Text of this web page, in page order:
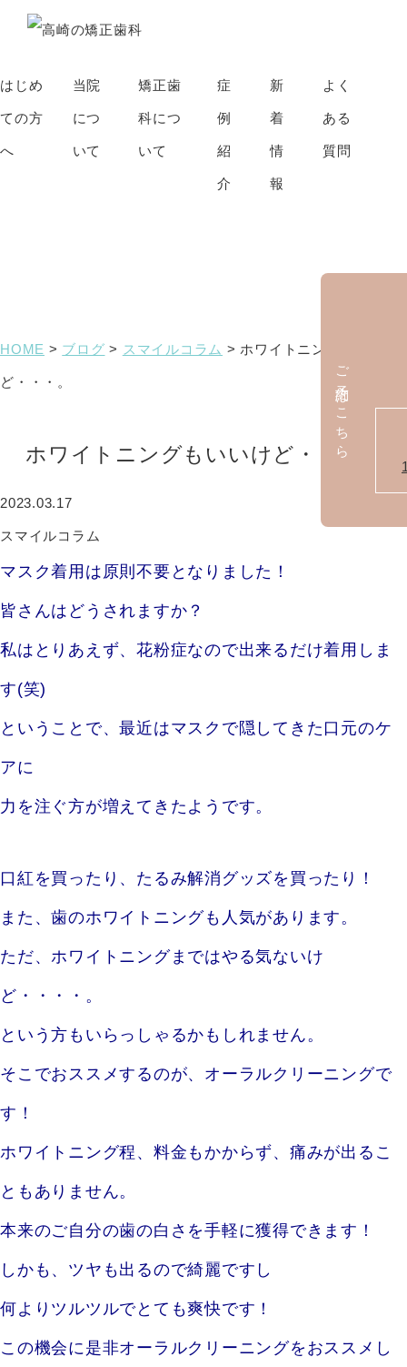
はじめ
ての方
へ
当院
につ
いて
矯正歯
科につ
いて
症
例
紹
介
新
着
情
報
よく
ある
質問
HOME > ブログ > スマイルコラム > ホワイトニングもいいけ
ど・・・。
ホワイトニングもいいけど・・・。
2023.03.17
スマイルコラム
マスク着用は原則不要となりました！
皆さんはどうされますか？
私はとりあえず、花粉症なので出来るだけ着用しま
す(笑)
ということで、最近はマスクで隠してきた口元のケ
アに
力を注ぐ方が増えてきたようです。
口紅を買ったり、たるみ解消グッズを買ったり！
また、歯のホワイトニングも人気があります。
ただ、ホワイトニングまではやる気ないけ
ど・・・・。
という方もいらっしゃるかもしれません。
そこでおススメするのが、オーラルクリーニングで
す！
ホワイトニング程、料金もかからず、痛みが出るこ
ともありません。
本来のご自分の歯の白さを手軽に獲得できます！
しかも、ツヤも出るので綺麗ですし
何よりツルツルでとても爽快です！
この機会に是非オーラルクリーニングをおススメし
ご予約はこちら